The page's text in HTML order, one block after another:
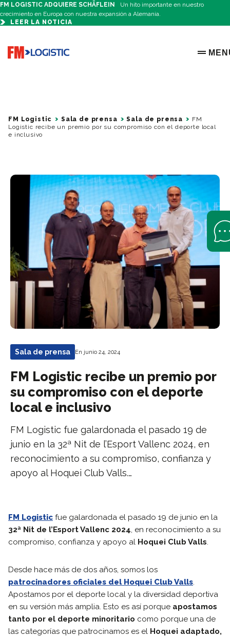
FM LOGISTIC ADQUIERE SCHÄFLEIN
Un hito importante en nuestro
crecimiento en Europa con nuestra expansión a Alemania.
LEER LA NOTICIA
Go to home page
OPEN
FM Logistic Sala de prensa Sala de prensa
FM
Logistic recibe un premio por su compromiso con el deporte local
e inclusivo
Sala de prensa En junio 24, 2024
FM Logistic recibe un premio por
su compromiso con el deporte
local e inclusivo
FM Logistic fue galardonada el pasado 19 de
junio en la 32ª Nit de l’Esport Vallenc 2024, en
reconocimiento a su compromiso, confianza y
apoyo al Hoquei Club Valls.…
FM Logistic fue galardonada el pasado 19 de junio en la
32ª Nit de l’Esport Vallenc 2024, en reconocimiento a su
compromiso, confianza y apoyo al Hoquei Club Valls.
Desde hace más de dos años, somos los
patrocinadores oficiales del Hoquei Club Valls.
Apostamos por el deporte local y la diversidad deportiva
en su versión más amplia. Esto es así porque apostamos
tanto por el deporte minoritario como porque una de
las categorías que patrocinamos es el Hoquei adaptado,